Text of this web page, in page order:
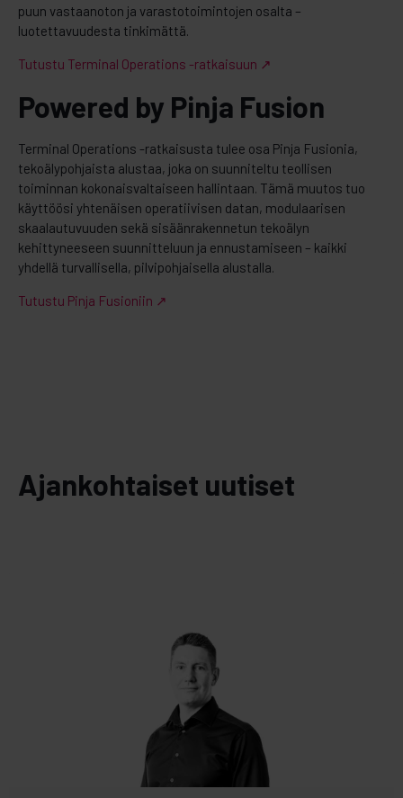
puun vastaanoton ja varastotoimintojen osalta –
luotettavuudesta tinkimättä.
Tutustu Terminal Operations -ratkaisuun ↗
Powered by Pinja Fusion
Terminal Operations -ratkaisusta tulee osa Pinja Fusionia,
tekoälypohjaista alustaa, joka on suunniteltu teollisen
toiminnan kokonaisvaltaiseen hallintaan. Tämä muutos tuo
käyttöösi yhtenäisen operatiivisen datan, modulaarisen
skaalautuvuuden sekä sisäänrakennetun tekoälyn
kehittyneeseen suunnitteluun ja ennustamiseen – kaikki
yhdellä turvallisella, pilvipohjaisella alustalla.
Tutustu Pinja Fusioniin ↗
Ajankohtaiset uutiset